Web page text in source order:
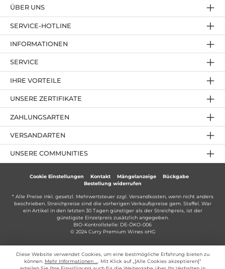
SERVICE-HOTLINE
IHRE VORTEILE
ZAHLUNGSARTEN
ÜBER UNS
UNSERE ZERTIFIKATE
INFORMATIONEN
SERVICE
UNSERE COMMUNITIES
VERSANDARTEN
Cookie Einstellungen Kontakt Mängelanzeige
Rückgabe
Bestellung widerrufen
* Alle Preise inkl. gesetzl. Mehrwertsteuer zzgl. Versandkosten, wenn nicht anders
beschrieben. Streichpreise sind die vorherigen Verkaufspreise gem. Staffel. War
ein Artikel in den letzten 30 Tagen günstiger als der Streichpreis, ist der
günstigste Einzelpreis zusätzlich angegeben.
BIO-Kontrollstelle: DE-ÖKO-006
© 2024 Curry Premium Wines oHG
Diese Website verwendet Cookies, um eine bestmögliche Erfahrung bieten zu
können. Mehr Informationen ...
. Mit Klick auf „[Alle Cookies akzeptieren]“